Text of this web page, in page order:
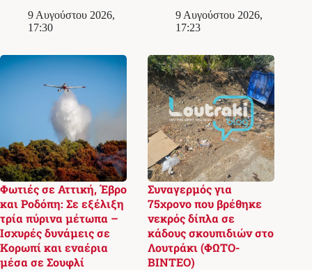
9 Αυγούστου 2026,
17:30
9 Αυγούστου 2026,
17:23
Φωτιές σε Αττική, Έβρο
και Ροδόπη: Σε εξέλιξη
τρία πύρινα μέτωπα –
Ισχυρές δυνάμεις σε
Κορωπί και εναέρια
μέσα σε Σουφλί
Συναγερμός για
75χρονο που βρέθηκε
νεκρός δίπλα σε
κάδους σκουπιδιών στο
Λουτράκι (ΦΩΤΟ-
ΒΙΝΤΕΟ)